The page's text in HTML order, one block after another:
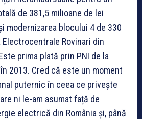
de 381,5 milioane de lei
modernizarea blocului 4 de 330
Electrocentrale Rovinari din
prima plată prin PNI de la
2013. Cred că este un moment
puternic în ceea ce privește
ni le-am asumat față de
electrică din România și, până